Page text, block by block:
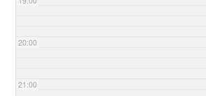
20:00
21:00